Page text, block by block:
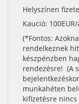
Helyszínen
Kaució:
(*Fontos:
rendelkeznek
készpénzben
rendezésre! (A
munkahéten
kifizetésre nincs